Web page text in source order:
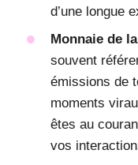
d’une longue
Monnaie de
souvent
émissions de
moments
êtes au
vos